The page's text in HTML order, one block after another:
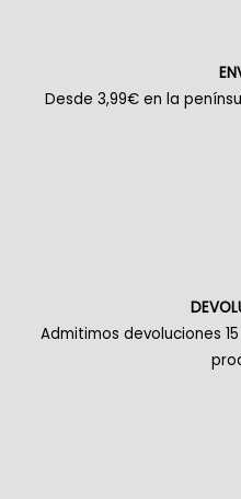
Desde 3,99€ en la
Admitimos devoluciones